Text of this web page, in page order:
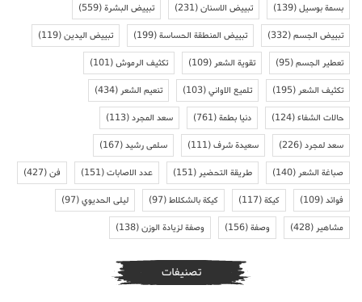
بسمة بوسيل(139) تبييض الاسنان(231) تبييض البشرة(559)
تبييض الجسم(332) تبييض المنطقة الحساسة(199) تبييض اليدين(119)
تعطير الجسم(95) تقوية الشعر(109) تكثيف الرموش(101)
تكثيف الشعر(195) تلميع الاواني(103) تنعيم الشعر(434)
حالات الشفاء(124) دنيا بطمة(761) سعد المجرد(113)
سعد لمجرد(226) سعيدة شرف(111) سلمى رشيد(167)
صباغة الشعر(140) طريقة التحضير(151) عدد الاصابات(151) فن(427)
فوائد(109) كيكة(117) كيكة بالشكلاط(97) ليلى الحديوي(97)
مشاهير(428) وصفة(156) وصفة لزيادة الوزن(138)
تصنيفات